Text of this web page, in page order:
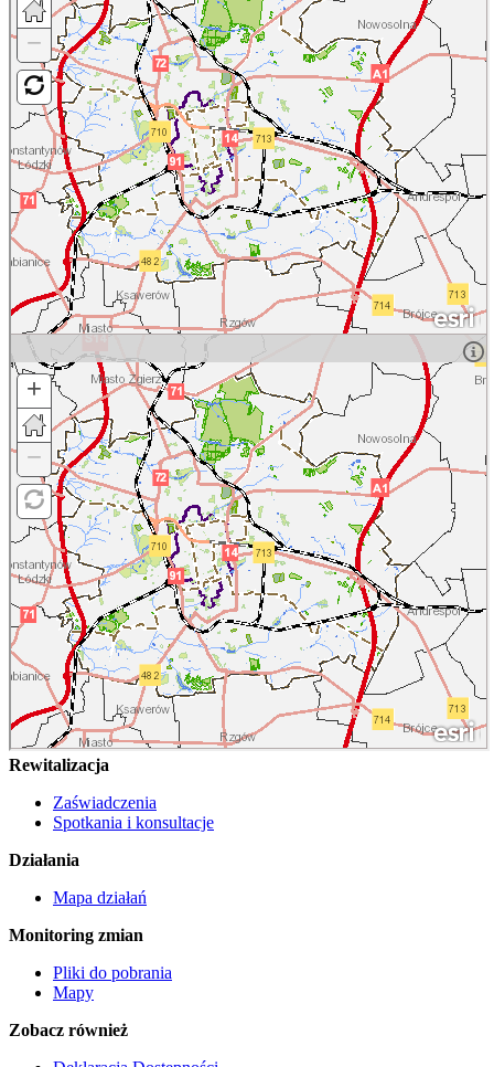
Rewitalizacja
Zaświadczenia
Spotkania i konsultacje
Działania
Mapa działań
Monitoring zmian
Pliki do pobrania
Mapy
Zobacz również